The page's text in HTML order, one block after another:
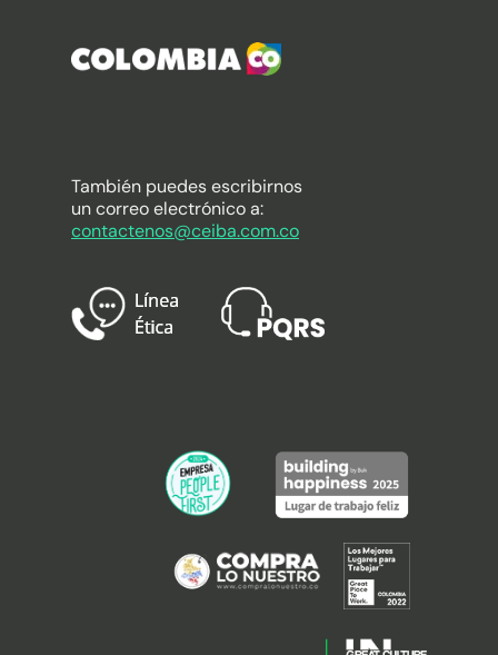
También puedes escribirnos
un correo electrónico a:
contactenos@ceiba.com.co